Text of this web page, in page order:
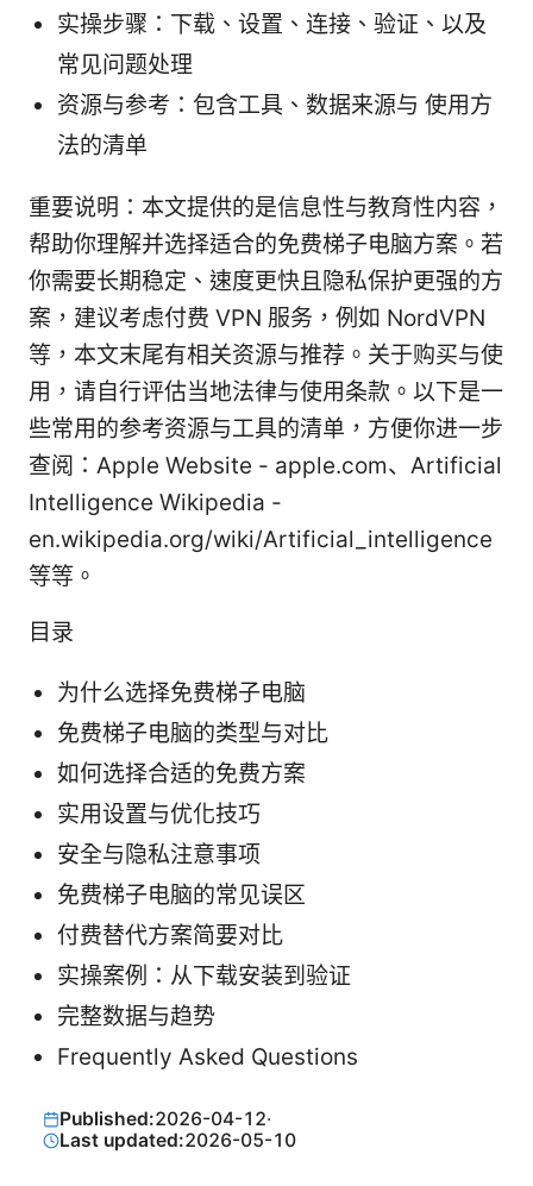
实操步骤：下载、设置、连接、验证、以及
常见问题处理
资源与参考：包含工具、数据来源与 使用方
法的清单
重要说明：本文提供的是信息性与教育性内容，
帮助你理解并选择适合的免费梯子电脑方案。若
你需要长期稳定、速度更快且隐私保护更强的方
案，建议考虑付费 VPN 服务，例如 NordVPN
等，本文末尾有相关资源与推荐。关于购买与使
用，请自行评估当地法律与使用条款。以下是一
些常用的参考资源与工具的清单，方便你进一步
查阅：Apple Website - apple.com、Artificial
Intelligence Wikipedia -
en.wikipedia.org/wiki/Artificial_intelligence
等等。
目录
为什么选择免费梯子电脑
免费梯子电脑的类型与对比
如何选择合适的免费方案
实用设置与优化技巧
安全与隐私注意事项
免费梯子电脑的常见误区
付费替代方案简要对比
实操案例：从下载安装到验证
完整数据与趋势
Frequently Asked Questions
Published:2026-04-12·
Last updated:2026-05-10